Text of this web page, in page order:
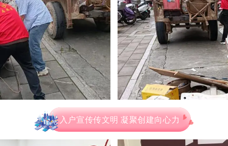
入户宣传传文明 凝聚创建向心力